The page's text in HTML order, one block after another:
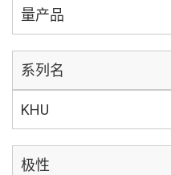
量产品
系列名
KHU
极性